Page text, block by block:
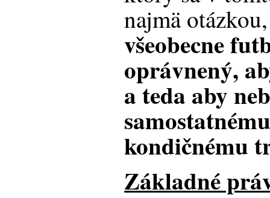
najmä
všeobecne
oprávnený,
a teda aby
kondičnému
Základné